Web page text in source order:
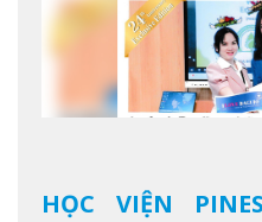
HỌC VIỆN